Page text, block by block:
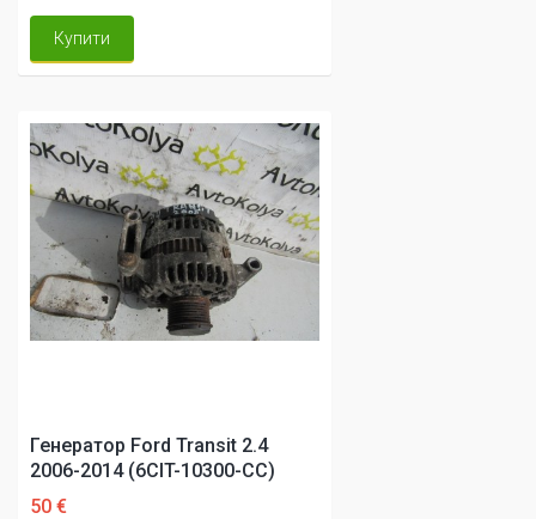
Купити
Генератор Ford Transit 2.4
2006-2014 (6CIT-10300-CC)
50 €